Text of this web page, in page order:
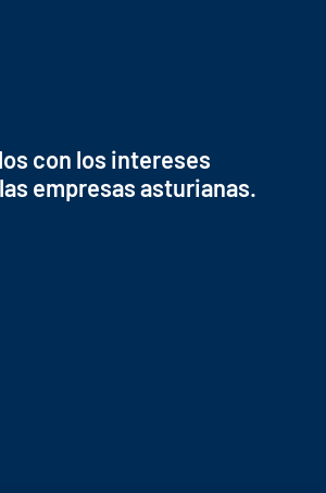
con los intereses
empresas asturianas.